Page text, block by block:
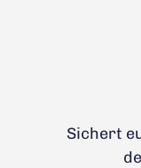
Sichert